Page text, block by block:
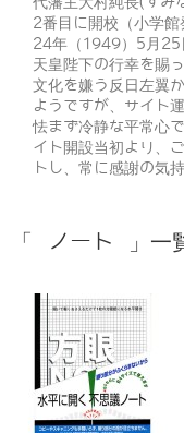
2番目に開校（小学
24年（1949）5月25
天皇陛下の行幸を賜
文化を嫌う反日左翼
ようですが、サイト
怯まず冷静な平常心
イト開設当初より、
トし、常に感謝の気
「 ノート 」一